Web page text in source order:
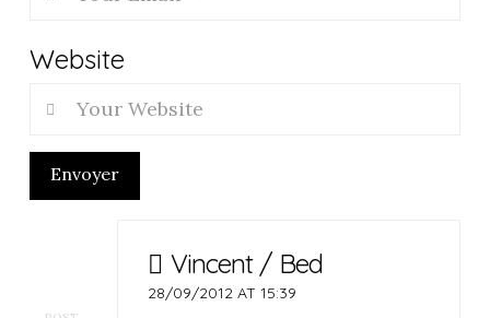
Website
Envoyer
Vincent / Bed
28/09/2012 AT 15:39